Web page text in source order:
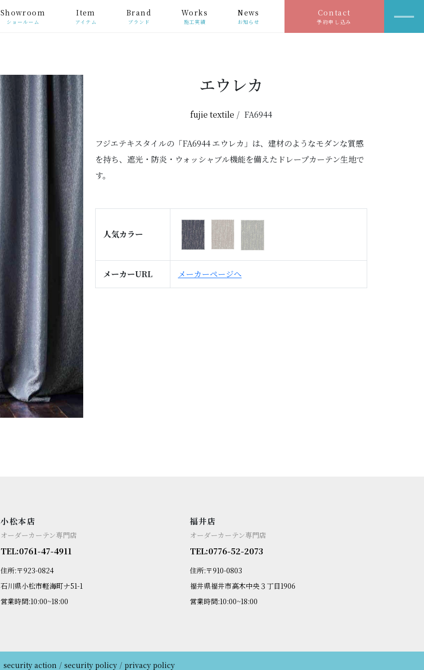
Showroom
ショールーム
Item
アイテム
Brand
ブランド
Works
施工実績
News
お知らせ
Contact
予約申し込み
エウレカ
fujie textile FA6944
フジエテキスタイルの「FA6944 エウレカ」は、建材のようなモダンな質感
を持ち、遮光・防炎・ウォッシャブル機能を備えたドレープカーテン生地で
す。
人気カラー
メーカーURL メーカーページへ
小松本店
オーダーカーテン専門店
TEL:0761-47-4911
住所:〒923-0824
石川県小松市軽海町ナ51-1
営業時間:10:00~18:00
福井店
オーダーカーテン専門店
TEL:0776-52-2073
住所:〒910-0803
福井県福井市高木中央３丁目1906
営業時間:10:00~18:00
security action security policy privacy policy